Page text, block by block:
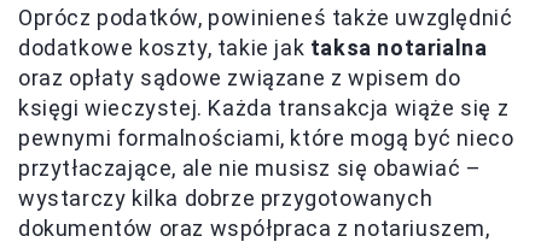
Oprócz podatków, powinieneś także uwzględnić
dodatkowe koszty, takie jak taksa notarialna
oraz opłaty sądowe związane z wpisem do
księgi wieczystej. Każda transakcja wiąże się z
pewnymi formalnościami, które mogą być nieco
przytłaczające, ale nie musisz się obawiać –
wystarczy kilka dobrze przygotowanych
dokumentów oraz współpraca z notariuszem,